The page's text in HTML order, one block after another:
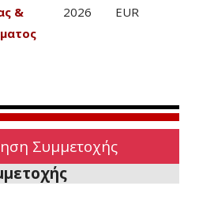
&
2026
EUR
Συμμετοχής